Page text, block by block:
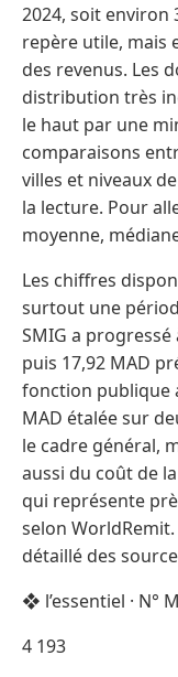
2024, soit environ
repère utile, mais
des revenus. Les
distribution très
le haut par une
comparaisons
villes et niveaux
la lecture. Pour
moyenne,
Les chiffres
surtout une
SMIG a progressé
puis 17,92 MAD
fonction publique
MAD étalée sur
le cadre général,
aussi du coût de
qui représente
selon
détaillé des
❖ l’essentiel · N°
4 193